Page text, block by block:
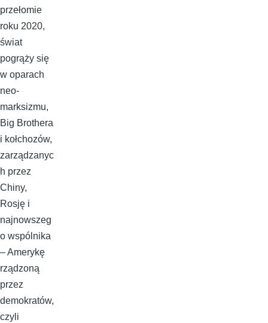
przełomie
roku 2020,
świat
pogrąży się
w oparach
neo-
marksizmu,
Big Brothera
i kołchozów,
zarządzanyc
h przez
Chiny,
Rosję i
najnowszeg
o wspólnika
– Amerykę
rządzoną
przez
demokratów,
czyli